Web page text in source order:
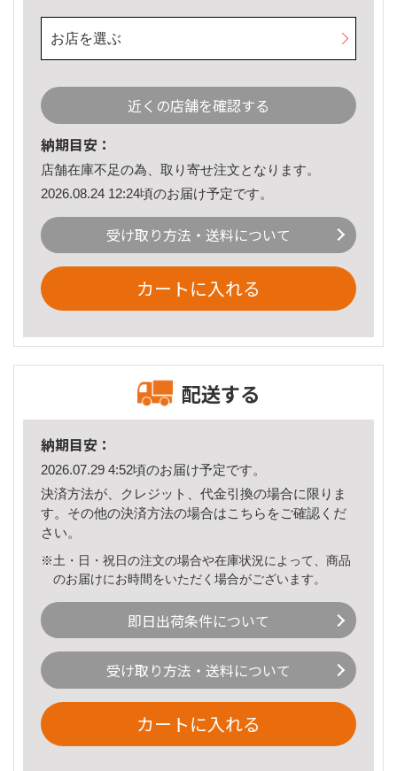
お店を選ぶ
近くの店舗を確認する
納期目安：
店舗在庫不足の為、取り寄せ注文となります。
2026.08.24 12:24頃のお届け予定です。
受け取り方法・送料について
カートに入れる
配送する
納期目安：
2026.07.29 4:52頃のお届け予定です。
決済方法が、クレジット、代金引換の場合に限りま
す。その他の決済方法の場合はこちら をご確認くだ
さい。
※土・日・祝日の注文の場合や在庫状況によって、商品
のお届けにお時間をいただく場合がございます。
即日出荷条件について
受け取り方法・送料について
カートに入れる